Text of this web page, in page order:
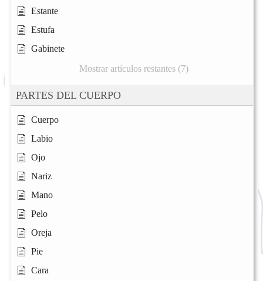
Estante
Estufa
Gabinete
Mostrar artículos restantes (7)
PARTES DEL CUERPO
Cuerpo
Labio
Ojo
Nariz
Mano
Pelo
Oreja
Pie
Cara